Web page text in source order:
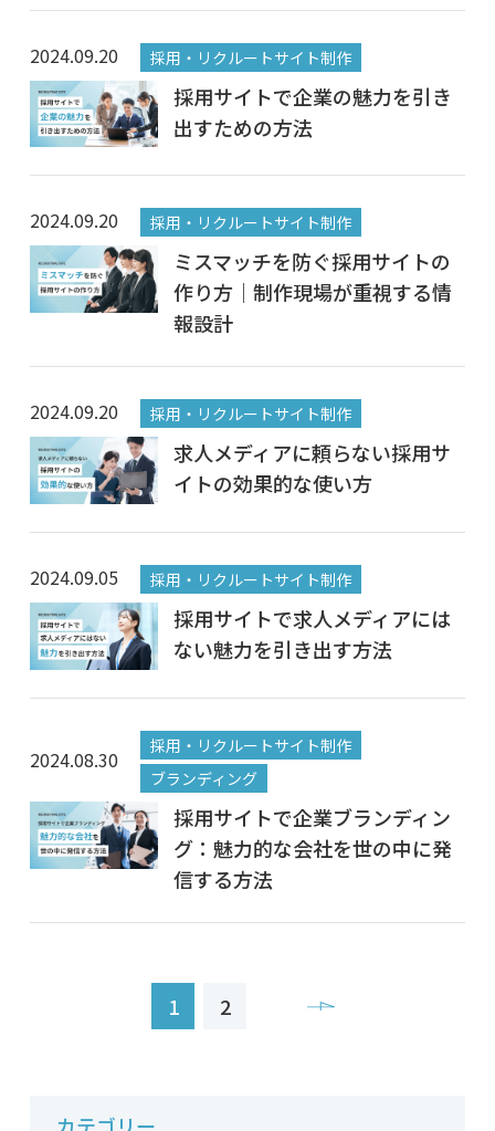
2024.09.20 採用・リクルートサイト制作
採用サイトで企業の魅力を引き
出すための方法
2024.09.20 採用・リクルートサイト制作
ミスマッチを防ぐ採用サイトの
作り方｜制作現場が重視する情
報設計
2024.09.20 採用・リクルートサイト制作
求人メディアに頼らない採用サ
イトの効果的な使い方
2024.09.05 採用・リクルートサイト制作
採用サイトで求人メディアには
ない魅力を引き出す方法
2024.08.30
採用・リクルートサイト制作
ブランディング
採用サイトで企業ブランディン
グ：魅力的な会社を世の中に発
信する方法
1 2